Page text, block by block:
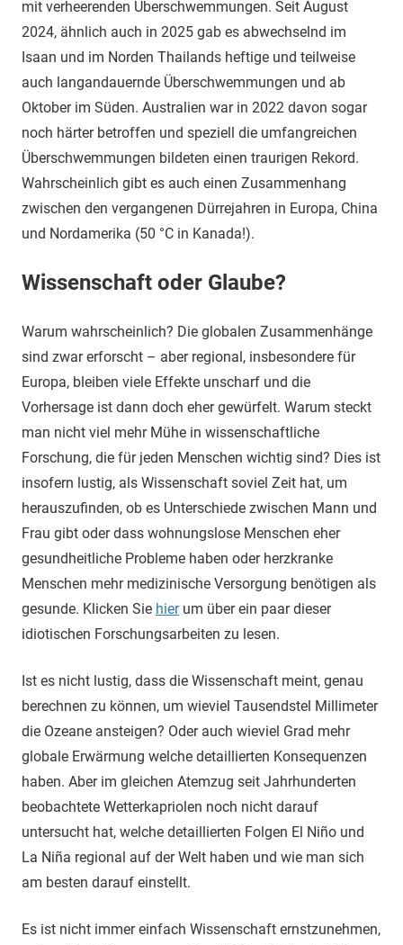
mit verheerenden Überschwemmungen. Seit August
2024, ähnlich auch in 2025 gab es abwechselnd im
Isaan und im Norden Thailands heftige und teilweise
auch langandauernde Überschwemmungen und ab
Oktober im Süden. Australien war in 2022 davon sogar
noch härter betroffen und speziell die umfangreichen
Überschwemmungen bildeten einen traurigen Rekord.
Wahrscheinlich gibt es auch einen Zusammenhang
zwischen den vergangenen Dürrejahren in Europa, China
und Nordamerika (50 °C in Kanada!).
Wissenschaft oder Glaube?
Warum wahrscheinlich? Die globalen Zusammenhänge
sind zwar erforscht – aber regional, insbesondere für
Europa, bleiben viele Effekte unscharf und die
Vorhersage ist dann doch eher gewürfelt. Warum steckt
man nicht viel mehr Mühe in wissenschaftliche
Forschung, die für jeden Menschen wichtig sind? Dies ist
insofern lustig, als Wissenschaft soviel Zeit hat, um
herauszufinden, ob es Unterschiede zwischen Mann und
Frau gibt oder dass wohnungslose Menschen eher
gesundheitliche Probleme haben oder herzkranke
Menschen mehr medizinische Versorgung benötigen als
gesunde. Klicken Sie hierum über ein paar dieser
idiotischen Forschungsarbeiten zu lesen.
Ist es nicht lustig, dass die Wissenschaft meint, genau
berechnen zu können, um wieviel Tausendstel Millimeter
die Ozeane ansteigen? Oder auch wieviel Grad mehr
globale Erwärmung welche detaillierten Konsequenzen
haben. Aber im gleichen Atemzug seit Jahrhunderten
beobachtete Wetterkapriolen noch nicht darauf
untersucht hat, welche detaillierten Folgen El Niño und
La Niña regional auf der Welt haben und wie man sich
am besten darauf einstellt.
Es ist nicht immer einfach Wissenschaft ernstzunehmen,